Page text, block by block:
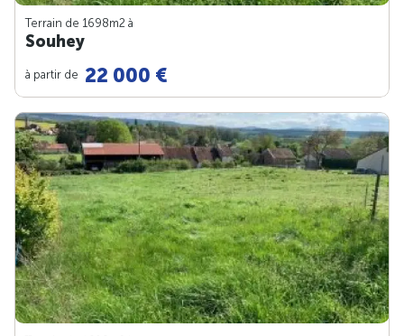
Terrain de 1698m2 à
Souhey
à partir de 22 000 €